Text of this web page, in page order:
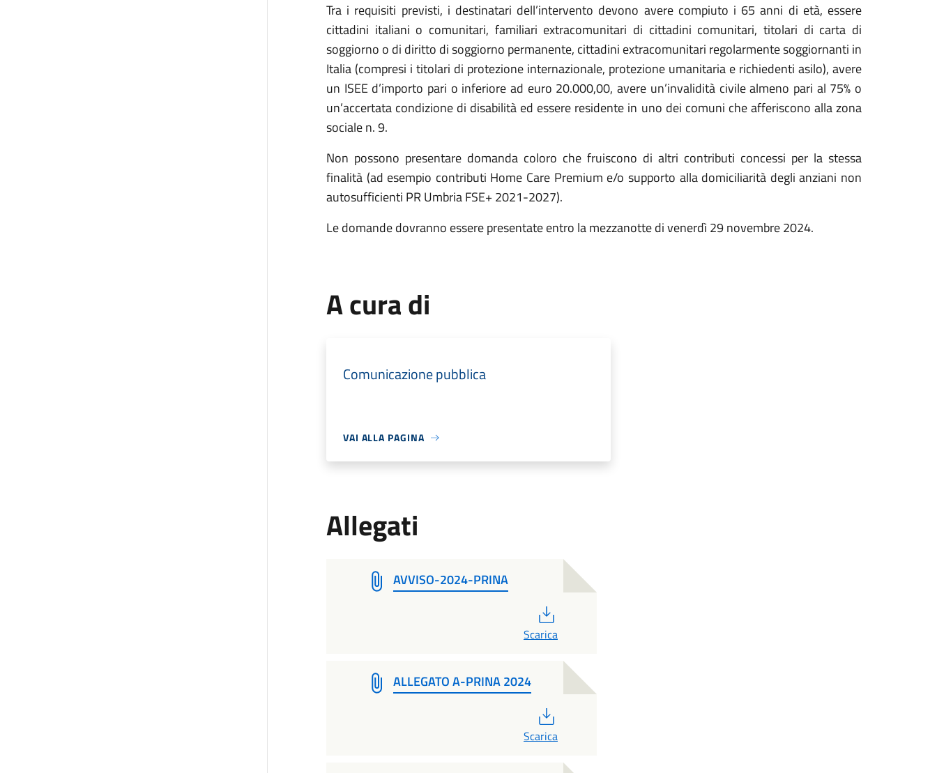
Tra i requisiti previsti, i destinatari dell’intervento devono avere compiuto i 65 anni di età, essere
cittadini italiani o comunitari, familiari extracomunitari di cittadini comunitari, titolari di carta di
soggiorno o di diritto di soggiorno permanente, cittadini extracomunitari regolarmente soggiornanti in
Italia (compresi i titolari di protezione internazionale, protezione umanitaria e richiedenti asilo), avere
un ISEE d’importo pari o inferiore ad euro 20.000,00, avere un’invalidità civile almeno pari al 75% o
un’accertata condizione di disabilità ed essere residente in uno dei comuni che afferiscono alla zona
sociale n. 9.
Non possono presentare domanda coloro che fruiscono di altri contributi concessi per la stessa
finalità (ad esempio contributi Home Care Premium e/o supporto alla domiciliarità degli anziani non
autosufficienti PR Umbria FSE+ 2021-2027).
Le domande dovranno essere presentate entro la mezzanotte di venerdì 29 novembre 2024.
A cura di
Comunicazione pubblica
VAI ALLA PAGINA
Allegati
AVVISO-2024-PRINA
Scarica
ALLEGATO A-PRINA 2024
Scarica